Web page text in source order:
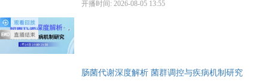
开播时间: 2026-08-05 13:55
肠菌代谢深度解析 菌群调控与疾病机制研究